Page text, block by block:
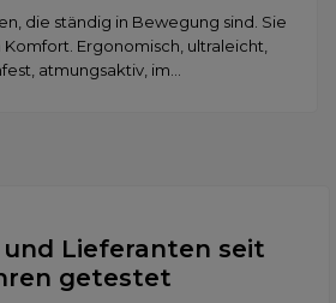
die ständig in Bewegung sind. Sie
Ergonomisch, ultraleicht,
atmungsaktiv, im...
Lieferanten seit
getestet